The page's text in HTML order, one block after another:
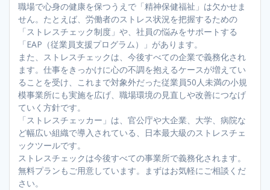
職場で心身の健康を保つうえで「精神保健福祉」は欠かせま
せん。たとえば、労働者のストレス状況を把握するための
「ストレスチェック制度」や、社員の悩みをサポートする
「EAP（従業員支援プログラム）」があります。
また、ストレスチェックは、今後すべての企業で義務化され
ます。仕事をきっかけに心の不調を抱えるケースが増えてい
ることを受け、これまで対象外だった従業員50人未満の小規
模事業所にも実施を広げ、職場環境の見直しや改善につなげ
ていく方針です。
「ストレスチェッカー」は、官公庁や大企業、大学、病院な
ど幅広い組織で導入されている、日本最大級のストレスチェ
ックツールです。
ストレスチェックは今後すべての事業所で義務化されます。
無料プランもご用意しています。まずはお気軽にご相談くだ
さい。